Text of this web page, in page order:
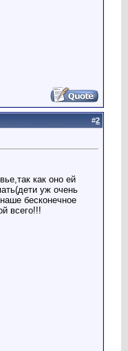
#2
как оно ей
уж очень
бесконечное
всего!!!